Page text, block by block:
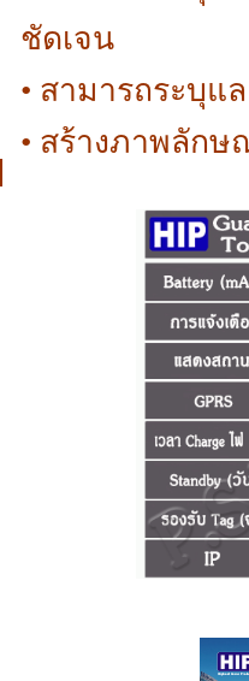
ชัดเจน
• สามารถระบุ
• สร้างภาพลัก